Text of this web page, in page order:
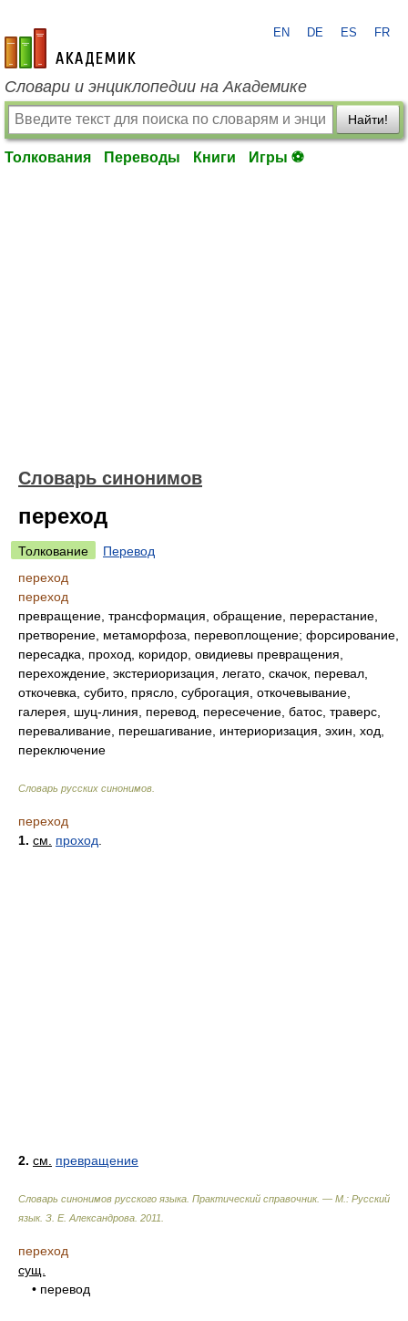
academic.ru
EN DE ES FR
Словари и энциклопедии на Академике
Найти!
Толкования Переводы Книги Игры ⚽
Словарь синонимов
переход
Толкование
Перевод
переход
переход
превращение, трансформация, обращение, перерастание,
претворение, метаморфоза, перевоплощение; форсирование,
пересадка, проход, коридор, овидиевы превращения,
перехождение, экстериоризация, легато, скачок, перевал,
откочевка, субито, прясло, суброгация, откочевывание,
галерея, шуц-линия, перевод, пересечение, батос, траверс,
переваливание, перешагивание, интериоризация, эхин, ход,
переключение
Словарь русских синонимов
переход
1. см. проход
2. см. превращение
Словарь синонимов русского языка. Практический справочник. — М.: Русский
язык. З. Е. Александрова 2011
переход
сущ.
• перевод